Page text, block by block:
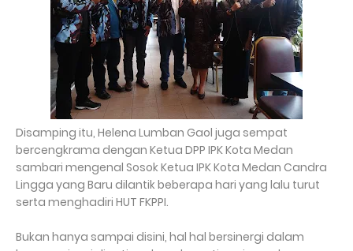
Disamping itu, Helena Lumban Gaol juga sempat
bercengkrama dengan Ketua DPP IPK Kota Medan
sambari mengenal Sosok Ketua IPK Kota Medan Candra
Lingga yang Baru dilantik beberapa hari yang lalu turut
serta menghadiri HUT FKPPI.
Bukan hanya sampai disini, hal hal bersinergi dalam